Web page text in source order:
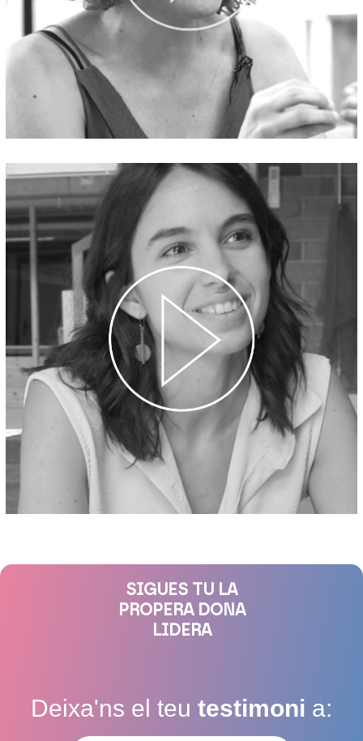
SIGUES TU LA
PROPERA DONA
LIDERA
Deixa'ns el teu testimoni a: